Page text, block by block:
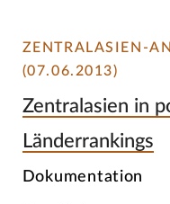
ZENTRALASIEN-
(07.06.2013)
Zentralasien in
Länderrankings
Dokumentation